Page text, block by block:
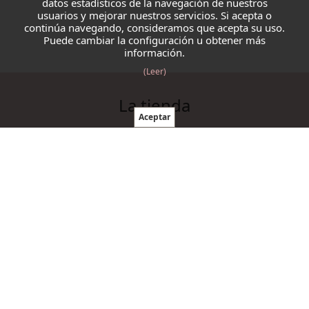
datos estadísticos de la navegación de nuestros
usuarios y mejorar nuestros servicios. Si acepta o
continúa navegando, consideramos que acepta su uso.
Puede cambiar la configuración u obtener más
información.
(Leer)
La tienda
Blazmo